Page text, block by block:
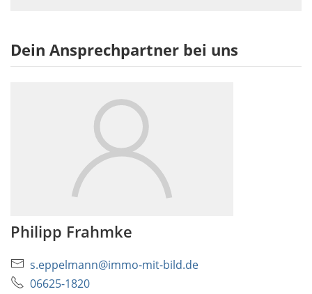
Dein Ansprechpartner bei uns
Philipp Frahmke
s.eppelmann@immo-mit-bild.de
06625-1820